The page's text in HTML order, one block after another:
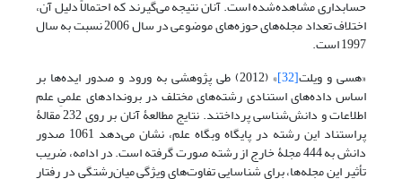
حسابداری مشاهده‌شده است. آنان نتیجه‌ می‌گیرند که احتمالاً دلیل آن،
اختلاف تعداد مجله‌های حوزه‌های موضوعی در سال 2006 نسبت به سال
1997 است.
«هسی و ویلت[32] » (2012) طی پژوهشی به ورود و صدور ایده‌ها بر
اساس داده‌های استنادی رشته‌های مختلف در بروندادهای علمیِ علم
اطلاعات و دانش‌شناسی پرداختند. نتایج مطالعۀ آنان بر روی 232 مقالۀ
پراستناد این رشته در پایگاه وبگاه علم، نشان می‌دهد 1061 صدور
دانش به 444 مجلۀ خارج از رشته صورت گرفته است. در ادامه، ضریب
تأثیر این مجله‌ها، برای شناسایی تفاوت‌های ویژگی میان‌رشتگی در رفتار